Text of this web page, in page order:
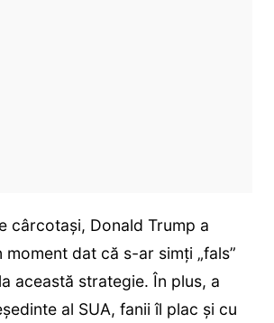
cârcotași, Donald Trump a
dat că s-ar simți „fals”
această strategie. În plus, a
al SUA, fanii îl plac și cu